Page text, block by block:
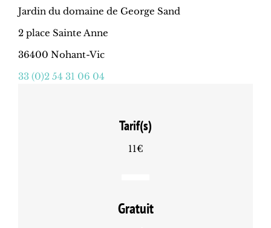
Jardin du domaine de George Sand
2 place Sainte Anne
36400 Nohant-Vic
33 (0)2 54 31 06 04
Tarif(s)
11€
Gratuit